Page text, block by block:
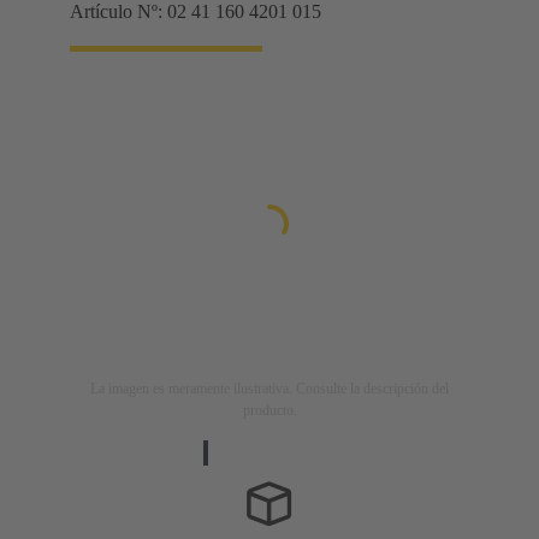
Artículo Nº: 02 41 160 4201 015